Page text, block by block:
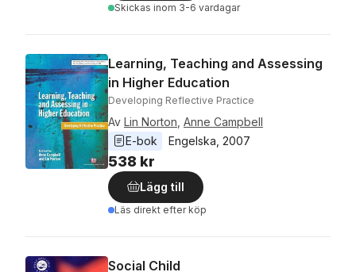
Skickas inom 3-6 vardagar
Learning, Teaching and Assessing
in Higher Education
Developing Reflective Practice
Av Lin Norton Anne Campbell
E-bok
Engelska 2007
538 kr
Lägg till
Läs direkt efter köp
Social Child